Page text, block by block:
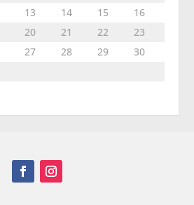
13 14 15
16
20 21 22
23
27 28 29
30